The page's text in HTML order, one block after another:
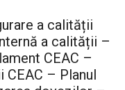
a calității
a calității –
CEAC –
CEAC – Planul